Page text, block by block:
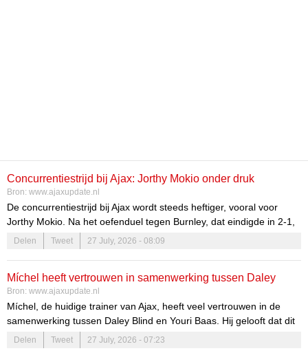
Concurrentiestrijd bij Ajax: Jorthy Mokio onder druk
Bron: www.ajaxupdate.nl
De concurrentiestrijd bij Ajax wordt steeds heftiger, vooral voor
Jorthy Mokio. Na het oefenduel tegen Burnley, dat eindigde in 2-1,
is de druk op hem toegenomen. De verwachtingen van supporters
en coaches zijn hoog, en dat kan voor jonge talenten een zware
met andere getalenteerde spelers binnen het team.
Delen Tweet 27 July, 2026 - 08:09
Míchel heeft vertrouwen in samenwerking tussen Daley
Blind en Youri Baas bij Ajax
Bron: www.ajaxupdate.nl
Míchel, de huidige trainer van Ajax, heeft veel vertrouwen in de
samenwerking tussen Daley Blind en Youri Baas. Hij gelooft dat dit
duo goed kan functioneren binnen het team. De wisselwerking
tussen ervaring en jong talent is essentieel voor de ambities van
Delen Tweet 27 July, 2026 - 07:23